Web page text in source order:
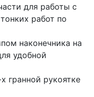
для работы с
работ по
наконечника на
удобной
гранной рукоятке